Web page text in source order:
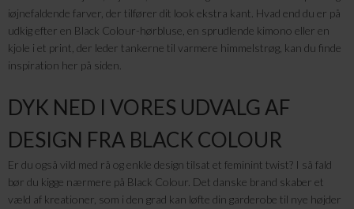
iøjnefaldende farver, der tilfører dit look ekstra kant. Hvad end du er på
udkig efter en Black Colour-hørbluse, en sprudlende kimono eller en
kjole i et print, der leder tankerne til varmere himmelstrøg, kan du finde
inspiration her på siden.
DYK NED I VORES UDVALG AF
DESIGN FRA BLACK COLOUR
Er du også vild med rå og enkle design tilsat et feminint twist? I så fald
bør du kigge nærmere på Black Colour. Det danske brand skaber et
væld af kreationer, som i den grad kan løfte din garderobe til nye højder